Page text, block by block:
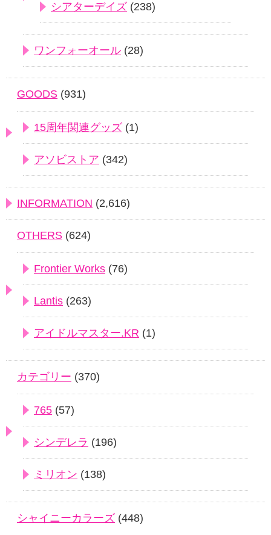
シアターデイズ (238)
ワンフォーオール (28)
GOODS (931)
15周年関連グッズ (1)
アソビストア (342)
INFORMATION (2,616)
OTHERS (624)
Frontier Works (76)
Lantis (263)
アイドルマスター.KR (1)
カテゴリー (370)
765 (57)
シンデレラ (196)
ミリオン (138)
シャイニーカラーズ (448)